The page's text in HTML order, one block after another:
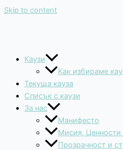
Skip to content
Каузи
Как избираме
Текуща кауза
Списък с каузи
За нас
Манифесто
Мисия,
Прозрачност и